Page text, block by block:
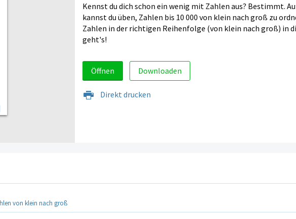
Kennst du dich schon ein wenig mit Zahlen aus? Bestimmt.
kannst du üben, Zahlen bis 10 000 von klein nach groß zu
Zahlen in der richtigen Reihenfolge (von klein nach groß) in
geht's!
Öffnen Downloaden
Direkt drucken
von klein nach groß